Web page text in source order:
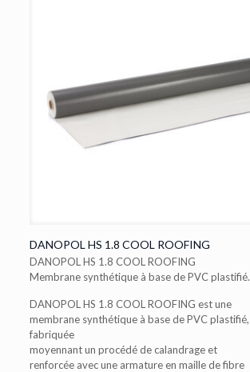
DANOPOL HS 1.8 COOL ROOFING
DANOPOL HS 1.8 COOL ROOFING
Membrane synthétique à base de PVC plastifié.
DANOPOL HS 1.8 COOL ROOFING est une
membrane synthétique à base de PVC plastifié,
fabriquée
moyennant un procédé de calandrage et
renforcée avec une armature en maille de fibre